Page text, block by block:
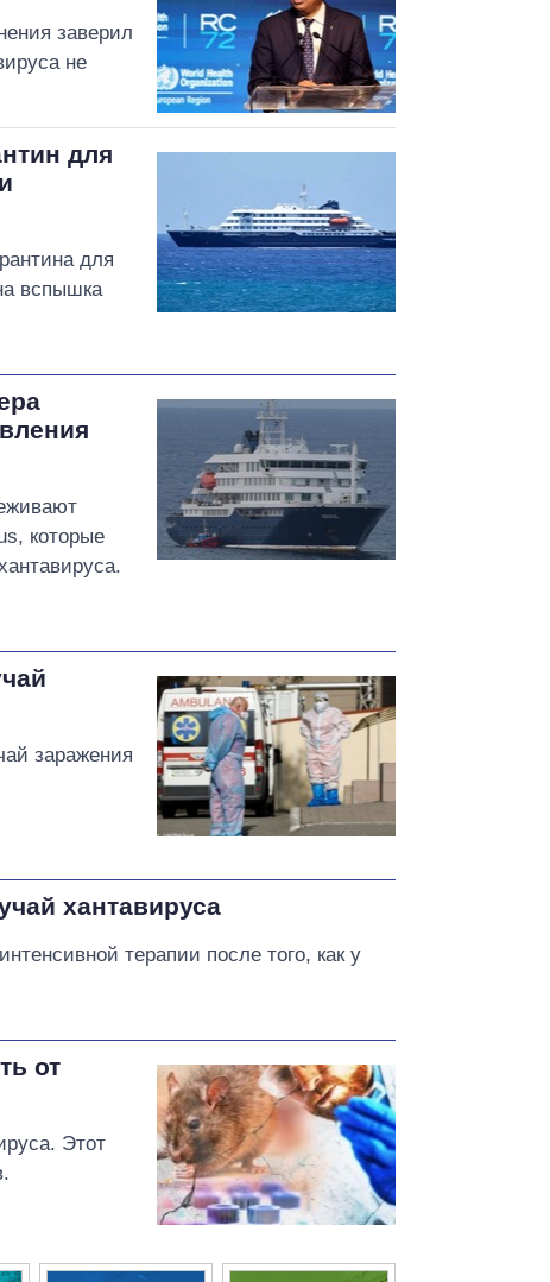
заверил
не
для
для
вспышка
которые
заражения
хантавируса
терапии после того, как у
от
Этот